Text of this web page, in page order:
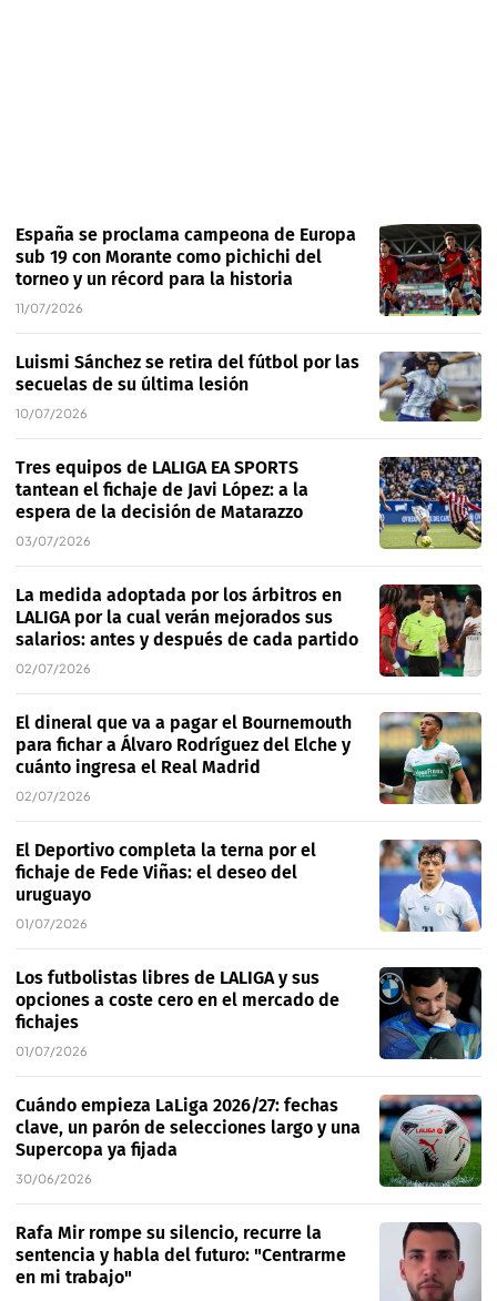
España se proclama campeona de Europa
sub 19 con Morante como pichichi del
torneo y un récord para la historia
11/07/2026
Luismi Sánchez se retira del fútbol por las
secuelas de su última lesión
10/07/2026
Tres equipos de LALIGA EA SPORTS
tantean el fichaje de Javi López: a la
espera de la decisión de Matarazzo
03/07/2026
La medida adoptada por los árbitros en
LALIGA por la cual verán mejorados sus
salarios: antes y después de cada partido
02/07/2026
El dineral que va a pagar el Bournemouth
para fichar a Álvaro Rodríguez del Elche y
cuánto ingresa el Real Madrid
02/07/2026
El Deportivo completa la terna por el
fichaje de Fede Viñas: el deseo del
uruguayo
01/07/2026
Los futbolistas libres de LALIGA y sus
opciones a coste cero en el mercado de
fichajes
01/07/2026
Cuándo empieza LaLiga 2026/27: fechas
clave, un parón de selecciones largo y una
Supercopa ya fijada
30/06/2026
Rafa Mir rompe su silencio, recurre la
sentencia y habla del futuro: "Centrarme
en mi trabajo"